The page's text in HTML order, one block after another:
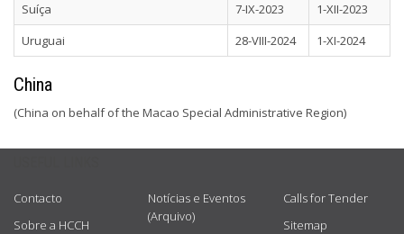
Suíça
7-IX-2023
1-XII-2023
Uruguai
28-VIII-2024 1-XI-2024
China
(China on behalf of the Macao Special Administrative Region)
Contacto
Sobre a HCCH
Notícias e Eventos
(Arquivo)
Calls for Tender
Sitemap